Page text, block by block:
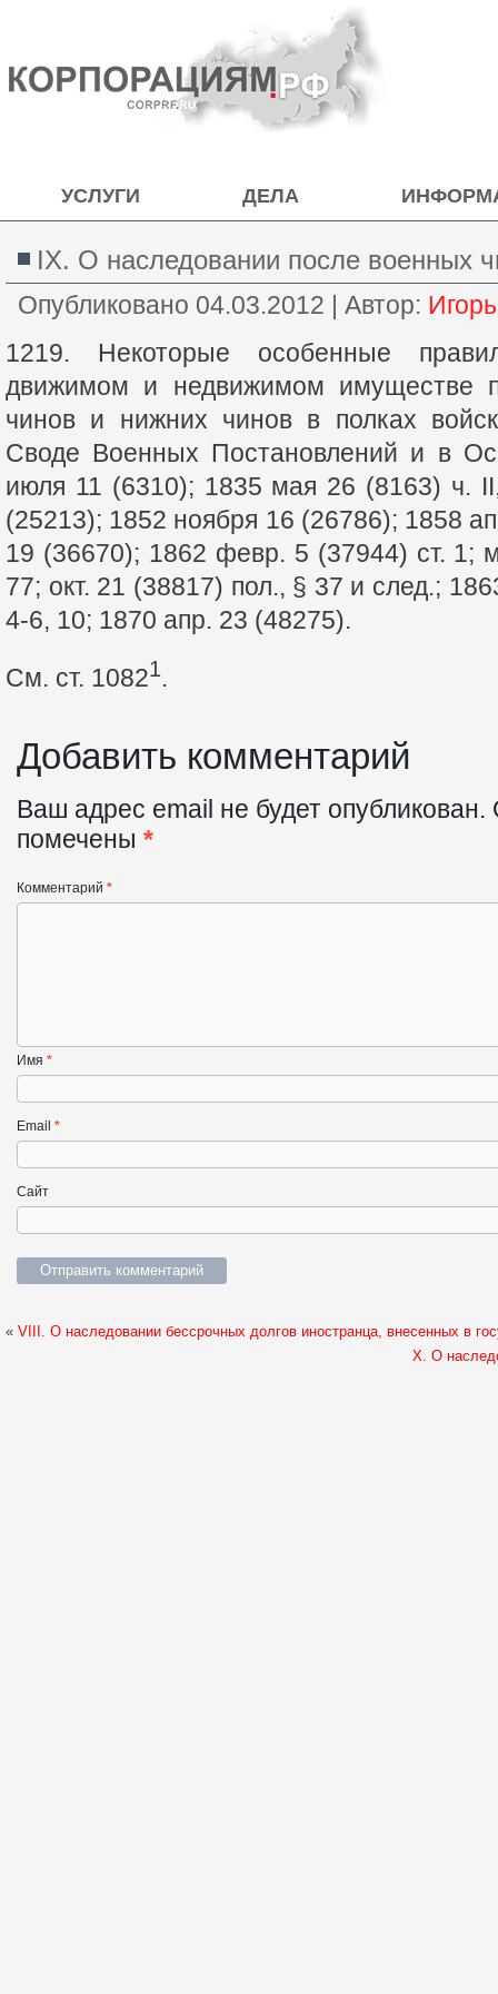
УСЛУГИ ДЕЛА
IX. О наследовании после военных
Опубликовано 04.03.2012 | Автор:
1219. Некоторые особенные
движимом и недвижимом имуществе
чинов и нижних чинов в полках
Своде Военных Постановлений и в
июля 11 (6310); 1835 мая 26 (8163) ч.
(25213); 1852 ноября 16 (26786); 1858
19 (36670); 1862 февр. 5 (37944) ст. 1;
77; окт. 21 (38817) пол., § 37 и след.;
4-6, 10; 1870 апр. 23 (48275).
См. ст. 10821.
Добавить комментарий
Ваш адрес email не будет опубликован.
помечены *
Комментарий *
Имя *
Email *
Сайт
« VIII. О наследовании бессрочных долгов иностранца, внесенных в
X. О